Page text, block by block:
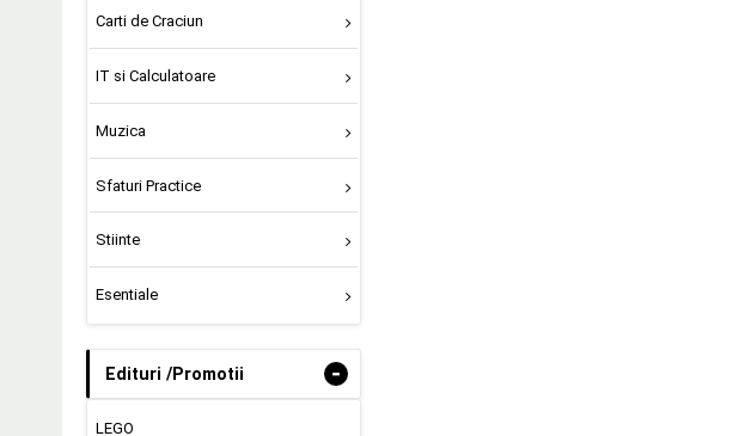
Carti de Craciun
IT si Calculatoare
Muzica
Sfaturi Practice
Stiinte
Esentiale
Edituri /Promotii -
LEGO